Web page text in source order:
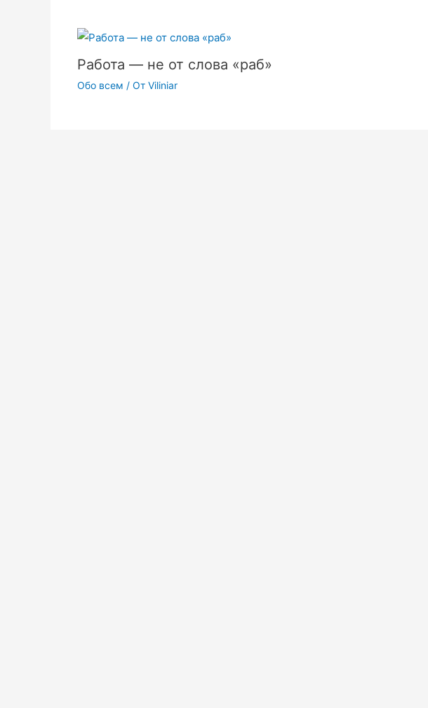
Работа — не от слова «раб»
Обо всем / От Viliniar